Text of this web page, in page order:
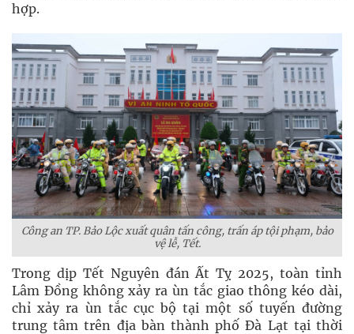
hợp.
Công an TP. Bảo Lộc xuất quân tấn công, trấn áp tội phạm, bảo
vệ lễ, Tết.
Trong dịp Tết Nguyên đán Ất Tỵ 2025, toàn tỉnh
Lâm Đồng không xảy ra ùn tắc giao thông kéo dài,
chỉ xảy ra ùn tắc cục bộ tại một số tuyến đường
trung tâm trên địa bàn thành phố Đà Lạt tại thời